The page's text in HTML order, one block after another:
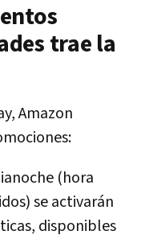
trae la
Amazon
(hora
se activarán
disponibles